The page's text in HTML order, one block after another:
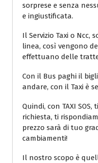
sorprese e senza
e ingiustificata.
Il Servizio Taxi o Ncc,
linea, così vengono
effettuano delle
Con il Bus paghi il
andare, con il Taxi è
Quindi, con TAXI
richiesta, ti
prezzo sarà di tuo
cambiamenti!
Il nostro scopo è